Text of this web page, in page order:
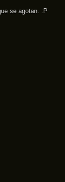
se agotan. :P